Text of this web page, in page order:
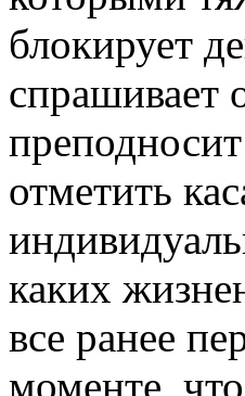
блокирует
спрашивает
отметить
каких
все ранее
моменте,